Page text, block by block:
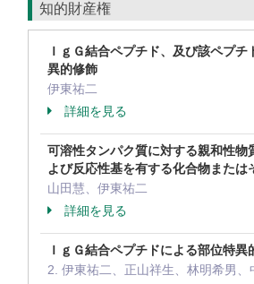
知的財産権
ＩｇＧ結合ペプチド、及び該ペプチ
異的修飾
伊東祐二
詳細を見る
可溶性タンパク質に対する親和性物
よび反応性基を有する化合物または
山田慧、伊東祐二
詳細を見る
ＩｇＧ結合ペプチドによる部位特異
2. 伊東祐二、正山祥生、林明希男、